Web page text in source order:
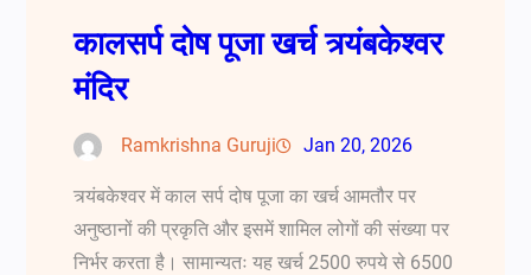
कालसर्प दोष पूजा खर्च त्र्यंबकेश्वर
मंदिर
Ramkrishna Guruji Jan 20, 2026
त्र्यंबकेश्वर में काल सर्प दोष पूजा का खर्च आमतौर पर
अनुष्ठानों की प्रकृति और इसमें शामिल लोगों की संख्या पर
निर्भर करता है। सामान्यतः यह खर्च 2500 रुपये से 6500